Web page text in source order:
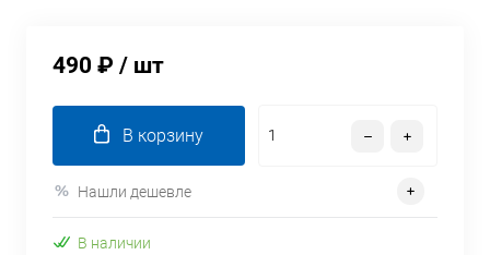
490 ₽ / шт
В корзину
Нашли дешевле
В наличии